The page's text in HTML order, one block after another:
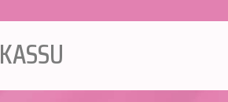
KASSU